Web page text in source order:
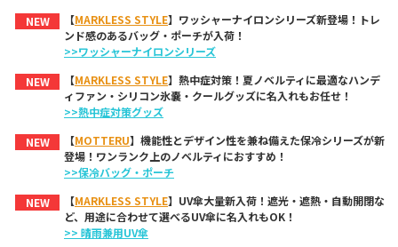
NEW
【MARKLESS STYLE】ワッシャーナイロンシリーズ新登場！トレ
ンド感のあるバッグ・ポーチが入荷！
>>ワッシャーナイロンシリーズ
NEW
【MARKLESS STYLE】熱中症対策！夏ノベルティに最適なハンデ
ィファン・シリコン氷嚢・クールグッズに名入れもお任せ！
>>熱中症対策グッズ
NEW
【MOTTERU】機能性とデザイン性を兼ね備えた保冷シリーズが新
登場！ワンランク上のノベルティにおすすめ！
>>保冷バッグ・ポーチ
NEW
【MARKLESS STYLE】UV傘大量新入荷！遮光・遮熱・自動開閉な
ど、用途に合わせて選べるUV傘に名入れもOK！
>> 晴雨兼用UV傘